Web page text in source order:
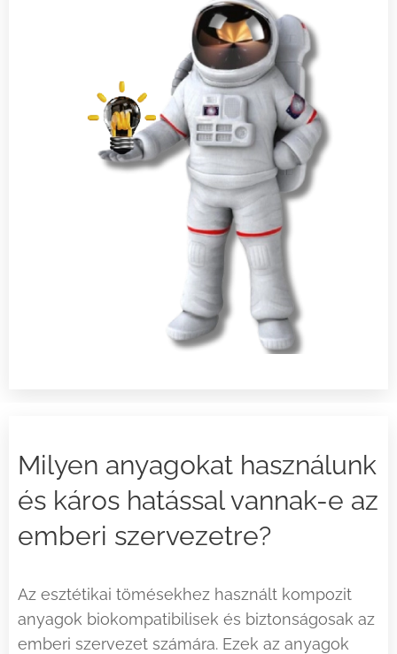
Milyen anyagokat használunk
és káros hatással vannak-e az
emberi szervezetre?
Az esztétikai tömésekhez használt kompozit
anyagok biokompatibilisek és biztonságosak az
emberi szervezet számára. Ezek az anyagok